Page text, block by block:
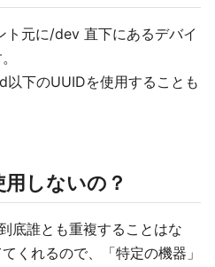
元に/dev 直下にあるデバイ
下のUUIDを使用することも
しないの？
底誰とも重複することはな
くれるので、「特定の機器」